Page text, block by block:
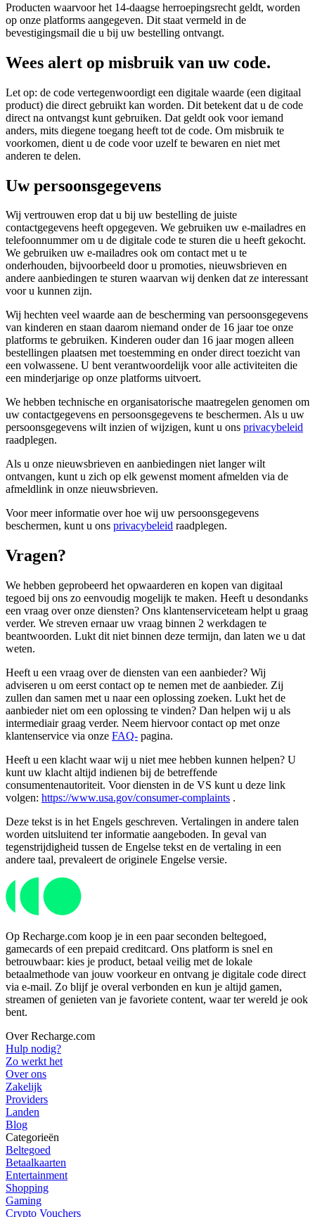
Producten waarvoor het 14-daagse herroepingsrecht geldt, worden
op onze platforms aangegeven. Dit staat vermeld in de
bevestigingsmail die u bij uw bestelling ontvangt.
Wees alert op misbruik van uw code.
Let op: de code vertegenwoordigt een digitale waarde (een digitaal
product) die direct gebruikt kan worden. Dit betekent dat u de code
direct na ontvangst kunt gebruiken. Dat geldt ook voor iemand
anders, mits diegene toegang heeft tot de code. Om misbruik te
voorkomen, dient u de code voor uzelf te bewaren en niet met
anderen te delen.
Uw persoonsgegevens
Wij vertrouwen erop dat u bij uw bestelling de juiste
contactgegevens heeft opgegeven. We gebruiken uw e-mailadres en
telefoonnummer om u de digitale code te sturen die u heeft gekocht.
We gebruiken uw e-mailadres ook om contact met u te
onderhouden, bijvoorbeeld door u promoties, nieuwsbrieven en
andere aanbiedingen te sturen waarvan wij denken dat ze interessant
voor u kunnen zijn.
Wij hechten veel waarde aan de bescherming van persoonsgegevens
van kinderen en staan ​​daarom niemand onder de 16 jaar toe onze
platforms te gebruiken. Kinderen ouder dan 16 jaar mogen alleen
bestellingen plaatsen met toestemming en onder direct toezicht van
een volwassene. U bent verantwoordelijk voor alle activiteiten die
een minderjarige op onze platforms uitvoert.
We hebben technische en organisatorische maatregelen genomen om
uw contactgegevens en persoonsgegevens te beschermen. Als u uw
persoonsgegevens wilt inzien of wijzigen, kunt u ons privacybeleid
raadplegen.
Als u onze nieuwsbrieven en aanbiedingen niet langer wilt
ontvangen, kunt u zich op elk gewenst moment afmelden via de
afmeldlink in onze nieuwsbrieven.
Voor meer informatie over hoe wij uw persoonsgegevens
beschermen, kunt u ons privacybeleid raadplegen.
Vragen?
We hebben geprobeerd het opwaarderen en kopen van digitaal
tegoed bij ons zo eenvoudig mogelijk te maken. Heeft u desondanks
een vraag over onze diensten? Ons klantenserviceteam helpt u graag
verder. We streven ernaar uw vraag binnen 2 werkdagen te
beantwoorden. Lukt dit niet binnen deze termijn, dan laten we u dat
weten.
Heeft u een vraag over de diensten van een aanbieder? Wij
adviseren u om eerst contact op te nemen met de aanbieder. Zij
zullen dan samen met u naar een oplossing zoeken. Lukt het de
aanbieder niet om een ​​oplossing te vinden? Dan helpen wij u als
intermediair graag verder. Neem hiervoor contact op met onze
klantenservice via onze FAQ- pagina.
Heeft u een klacht waar wij u niet mee hebben kunnen helpen? U
kunt uw klacht altijd indienen bij de betreffende
consumentenautoriteit. Voor diensten in de VS kunt u deze link
volgen: https://www.usa.gov/consumer-complaints .
Deze tekst is in het Engels geschreven. Vertalingen in andere talen
worden uitsluitend ter informatie aangeboden. In geval van
tegenstrijdigheid tussen de Engelse tekst en de vertaling in een
andere taal, prevaleert de originele Engelse versie.
Op Recharge.com koop je in een paar seconden beltegoed,
gamecards of een prepaid creditcard. Ons platform is snel en
betrouwbaar: kies je product, betaal veilig met de lokale
betaalmethode van jouw voorkeur en ontvang je digitale code direct
via e-mail. Zo blijf je overal verbonden en kun je altijd gamen,
streamen of genieten van je favoriete content, waar ter wereld je ook
bent.
Over Recharge.com
Hulp nodig?
Zo werkt het
Over ons
Zakelijk
Providers
Landen
Blog
Categorieën
Beltegoed
Betaalkaarten
Entertainment
Shopping
Gaming
Crypto Vouchers